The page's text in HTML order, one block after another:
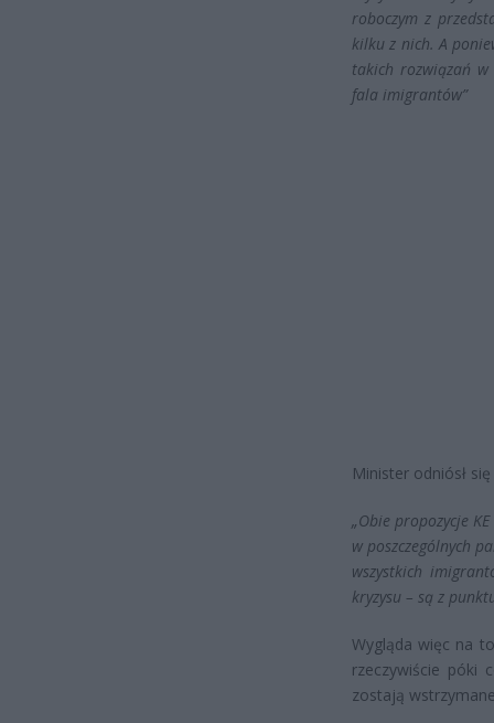
roboczym z
kilku z nich. A
takich rozwiązań w
fala imigrantów”
Minister odniósł
„Obie propozycje KE
w poszczególnych
wszystkich
kryzysu – są z
Wygląda więc na
rzeczywiście póki
zostają